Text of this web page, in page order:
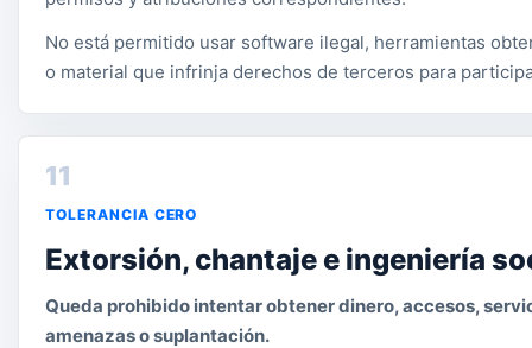
No está permitido usar software ilegal, herramientas
o material que infrinja derechos de terceros para
11
TOLERANCIA CERO
Extorsión, chantaje e ingeniería
Queda prohibido intentar obtener dinero, accesos,
amenazas o suplantación.